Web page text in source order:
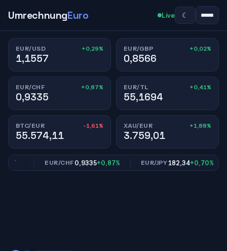
UmrechnungEuro Live ☾
EUR/USD +0,29%
1,1557
EUR/GBP +0,02%
0,8566
EUR/CHF +0,87%
0,9335
EUR/TL +0,41%
55,1694
BTC/EUR -1,61%
55.574,11
XAU/EUR +1,88%
3.759,01
EUR/CHF0,9335+0,87% EUR/JPY182,34+0,70%